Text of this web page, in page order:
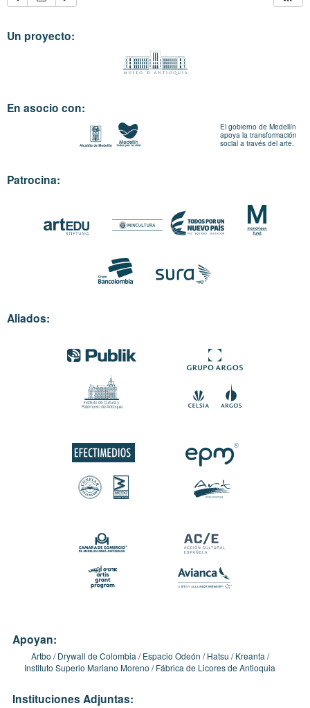
Un proyecto:
En asocio con:
El gobierno de Medellín
apoya la transformación
social a través del arte.
Patrocina:
Aliados:
Apoyan:
Artbo Drywall de Colombia Espacio Odeón Hatsu
Kreanta
Instituto Superio Mariano Moreno
Fábrica de Licores de Antioquia
Instituciones Adjuntas: